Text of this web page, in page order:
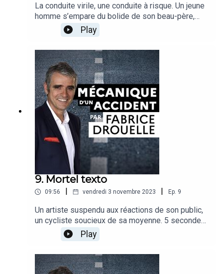
La conduite virile, une conduite à risque. Un jeune
homme s’empare du bolide de son beau-père,
l’occasion d’épater sa copine. Fabrice Drouelle et
son invitée explorent l’impact trop méconnu des
stéréotypes de genre sur la route.Récit : Fabrice
DrouelleInvité : Marie Axelle Granié, directrice du
laboratoire Mobilité durable, Individu, Société
(université Gustave Eiffel)
Play
9. Mortel texto
09:56 | vendredi 3 novembre 2023 | Ep. 9
Un artiste suspendu aux réactions de son public,
un cycliste soucieux de sa moyenne. 5 secondes
c’est le temps qu’il faut pour lire un irrésistible
message de félicitations. 5 secondes sans
regarder la route. Fabrice Drouelle et son invité
montrent qu’on ne peut jamais faire correctement
Play